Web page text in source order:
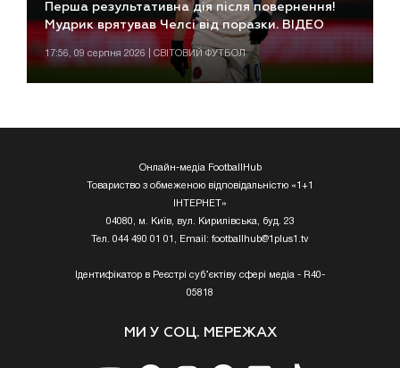
Перша результативна дія після повернення!
Мудрик врятував Челсі від поразки. ВІДЕО
17:56, 09 серпня 2026 | СВІТОВИЙ ФУТБОЛ
Онлайн-медіа FootballHub
Товариство з обмеженою відповідальністю «1+1
ІНТЕРНЕТ»
04080, м. Київ, вул. Кирилівська, буд. 23
Тел. 044 490 01 01, Email: footballhub@1plus1.tv
Ідентифікатор в Реєстрі суб’єктіву сфері медіа - R40-
05818
МИ У СОЦ. МЕРЕЖАХ